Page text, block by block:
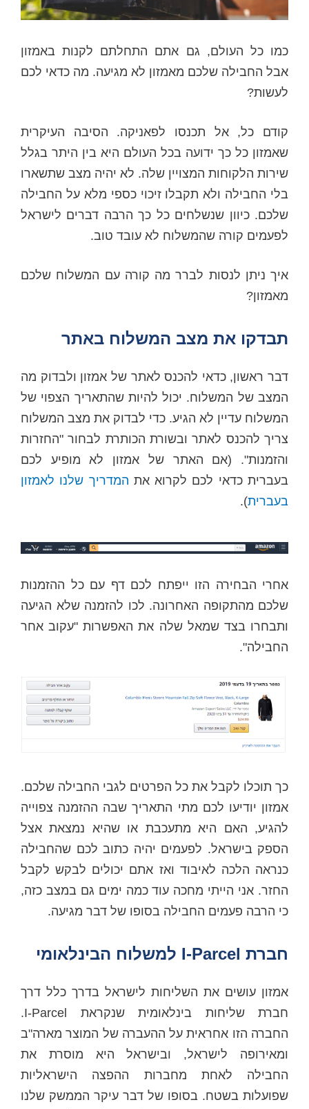
כמו כל העולם, גם אתם התחלתם לקנות באמזון
אבל החבילה שלכם מאמזון לא מגיעה. מה כדאי לכם
לעשות?
קודם כל, אל תכנסו לפאניקה. הסיבה העיקרית
שאמזון כל כך ידועה בכל העולם היא בין היתר בגלל
שירות הלקוחות המצויין שלה. לא יהיה מצב שתשארו
בלי החבילה ולא תקבלו זיכוי כספי מלא על החבילה
שלכם. כיוון שנשלחים כל כך הרבה דברים לישראל
לפעמים קורה שהמשלוח לא עובד טוב.
איך ניתן לנסות לברר מה קורה עם המשלוח שלכם
מאמזון?
תבדקו את מצב המשלוח באתר
דבר ראשון, כדאי להכנס לאתר של אמזון ולבדוק מה
המצב של המשלוח. יכול להיות שהתאריך הצפוי של
המשלוח עדיין לא הגיע. כדי לבדוק את מצב המשלוח
צריך להכנס לאתר ובשורת הכותרת לבחור "החזרות
והזמנות". (אם האתר של אמזון לא מופיע לכם
בעברית כדאי לכם לקרוא את המדריך שלנו לאמזון
בעברית).
אחרי הבחירה הזו ייפתח לכם דף עם כל ההזמנות
שלכם מהתקופה האחרונה. לכו להזמנה שלא הגיעה
ותבחרו בצד שמאל שלה את האפשרות "עקוב אחר
החבילה".
כך תוכלו לקבל את כל הפרטים לגבי החבילה שלכם.
אמזון יודיעו לכם מתי התאריך שבה ההזמנה צפוייה
להגיע, האם היא מתעכבת או שהיא נמצאת אצל
הספק בישראל. לפעמים יהיה כתוב לכם שהחבילה
כנראה הלכה לאיבוד ואז אתם יכולים לבקש לקבל
החזר. אני הייתי מחכה עוד כמה ימים גם במצב כזה,
כי הרבה פעמים החבילה בסופו של דבר מגיעה.
חברת I-Parcel למשלוח הבינלאומי
אמזון עושים את השליחות לישראל בדרך כלל דרך
חברת שליחות בינלאומית שנקראת I-Parcel.
החברה הזו אחראית על ההעברה של המוצר מארה"ב
ומאירופה לישראל, ובישראל היא מוסרת את
החבילה לאחת מחברות ההפצה הישראליות
שפועלות בשטח. בסופו של דבר עיקר הממשק שלנו